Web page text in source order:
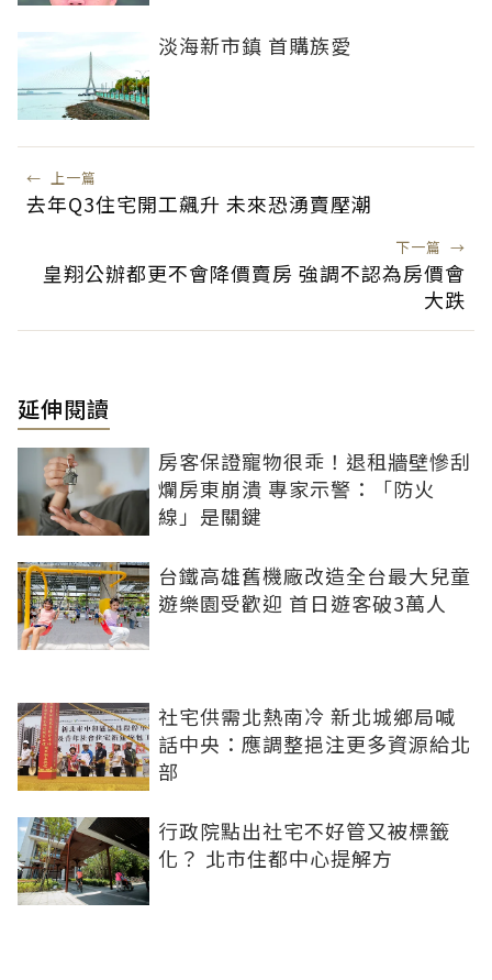
淡海新市鎮 首購族愛
← 上一篇
去年Q3住宅開工飆升 未來恐湧賣壓潮
下一篇 →
皇翔公辦都更不會降價賣房 強調不認為房價會
大跌
延伸閱讀
房客保證寵物很乖！退租牆壁慘刮
爛房東崩潰 專家示警：「防火
線」是關鍵
台鐵高雄舊機廠改造全台最大兒童
遊樂園受歡迎 首日遊客破3萬人
社宅供需北熱南冷 新北城鄉局喊
話中央：應調整挹注更多資源給北
部
行政院點出社宅不好管又被標籤
化？ 北市住都中心提解方